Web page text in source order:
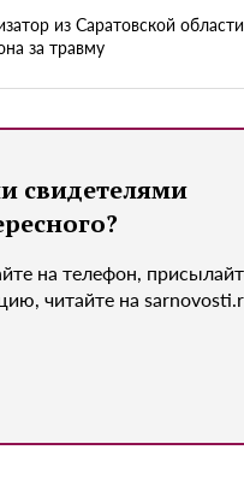
из Саратовской
за травму
свидетелями
на телефон,
читайте на